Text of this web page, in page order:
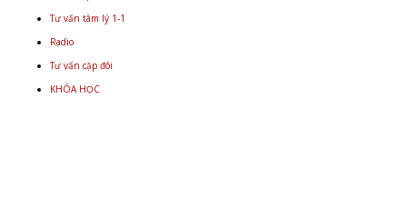
Tư vấn tâm lý 1-1
Radio
Tư vấn cặp đôi
KHÓA HỌC